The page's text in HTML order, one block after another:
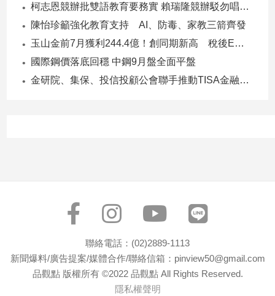
區
【我
的
柯志恩競辦批雙語教育要務實 賴瑞隆競辦駁勿唱衰高雄
陳怡珍籲強化教育支持 AI、防毒、家教三箭齊發
玉山金前7月獲利244.4億！創同期新高 稅後EPS自結1.51元
國際鋼價落底回穩 中鋼9月盤全面平盤
金研院、集保、投信投顧公會聯手推動TISA金融教育 將辦150場宣講
聯絡電話：(02)2889-1113
新聞爆料/廣告提案/媒體合作/聯絡信箱：pinview50@gmail.com
品觀點 版權所有 ©2022 品觀點 All Rights Reserved.
隱私權聲明